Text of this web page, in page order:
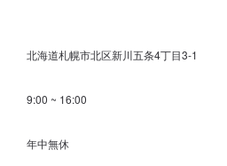
北海道札幌市北区新川五条4丁目3-1
9:00 ~ 16:00
年中無休